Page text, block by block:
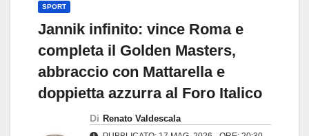
SPORT
Jannik infinito: vince Roma e
completa il Golden Masters,
abbraccio con Mattarella e
doppietta azzurra al Foro Italico
Di Renato Valdescala